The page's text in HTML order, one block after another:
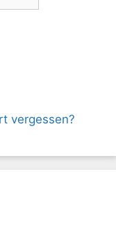
vergessen?